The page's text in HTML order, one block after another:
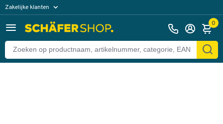
Zakelijke klanten
Particuliere klanten 0
Terug